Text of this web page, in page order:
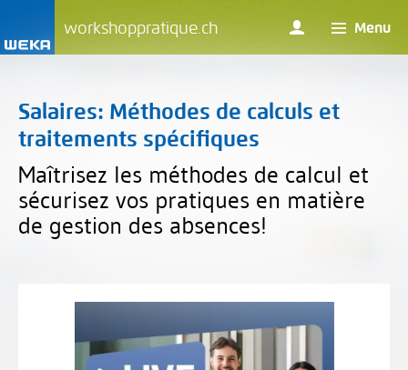
workshoppratique.ch Menu
Salaires: Méthodes de calculs et
traitements spécifiques
Maîtrisez les méthodes de calcul et
sécurisez vos pratiques en matière
de gestion des absences!